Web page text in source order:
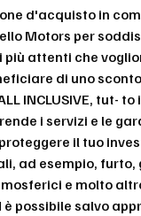
d'acquisto in
Motors per
attenti che
di uno
INCLUSIVE, tut-
i servizi e le
il tuo
ad esempio, furto,
e molto
è possibile salvo